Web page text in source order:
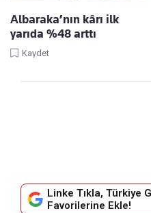
Albaraka’nın kârı ilk
yarıda %48 arttı
Kaydet
Linke Tıkla, Türkiye
Favorilerine Ekle!